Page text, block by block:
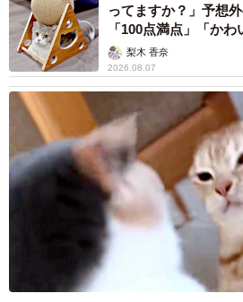
ってますか？」予想
「100点満点」「かわ
梨木 香奈
2026.08.07